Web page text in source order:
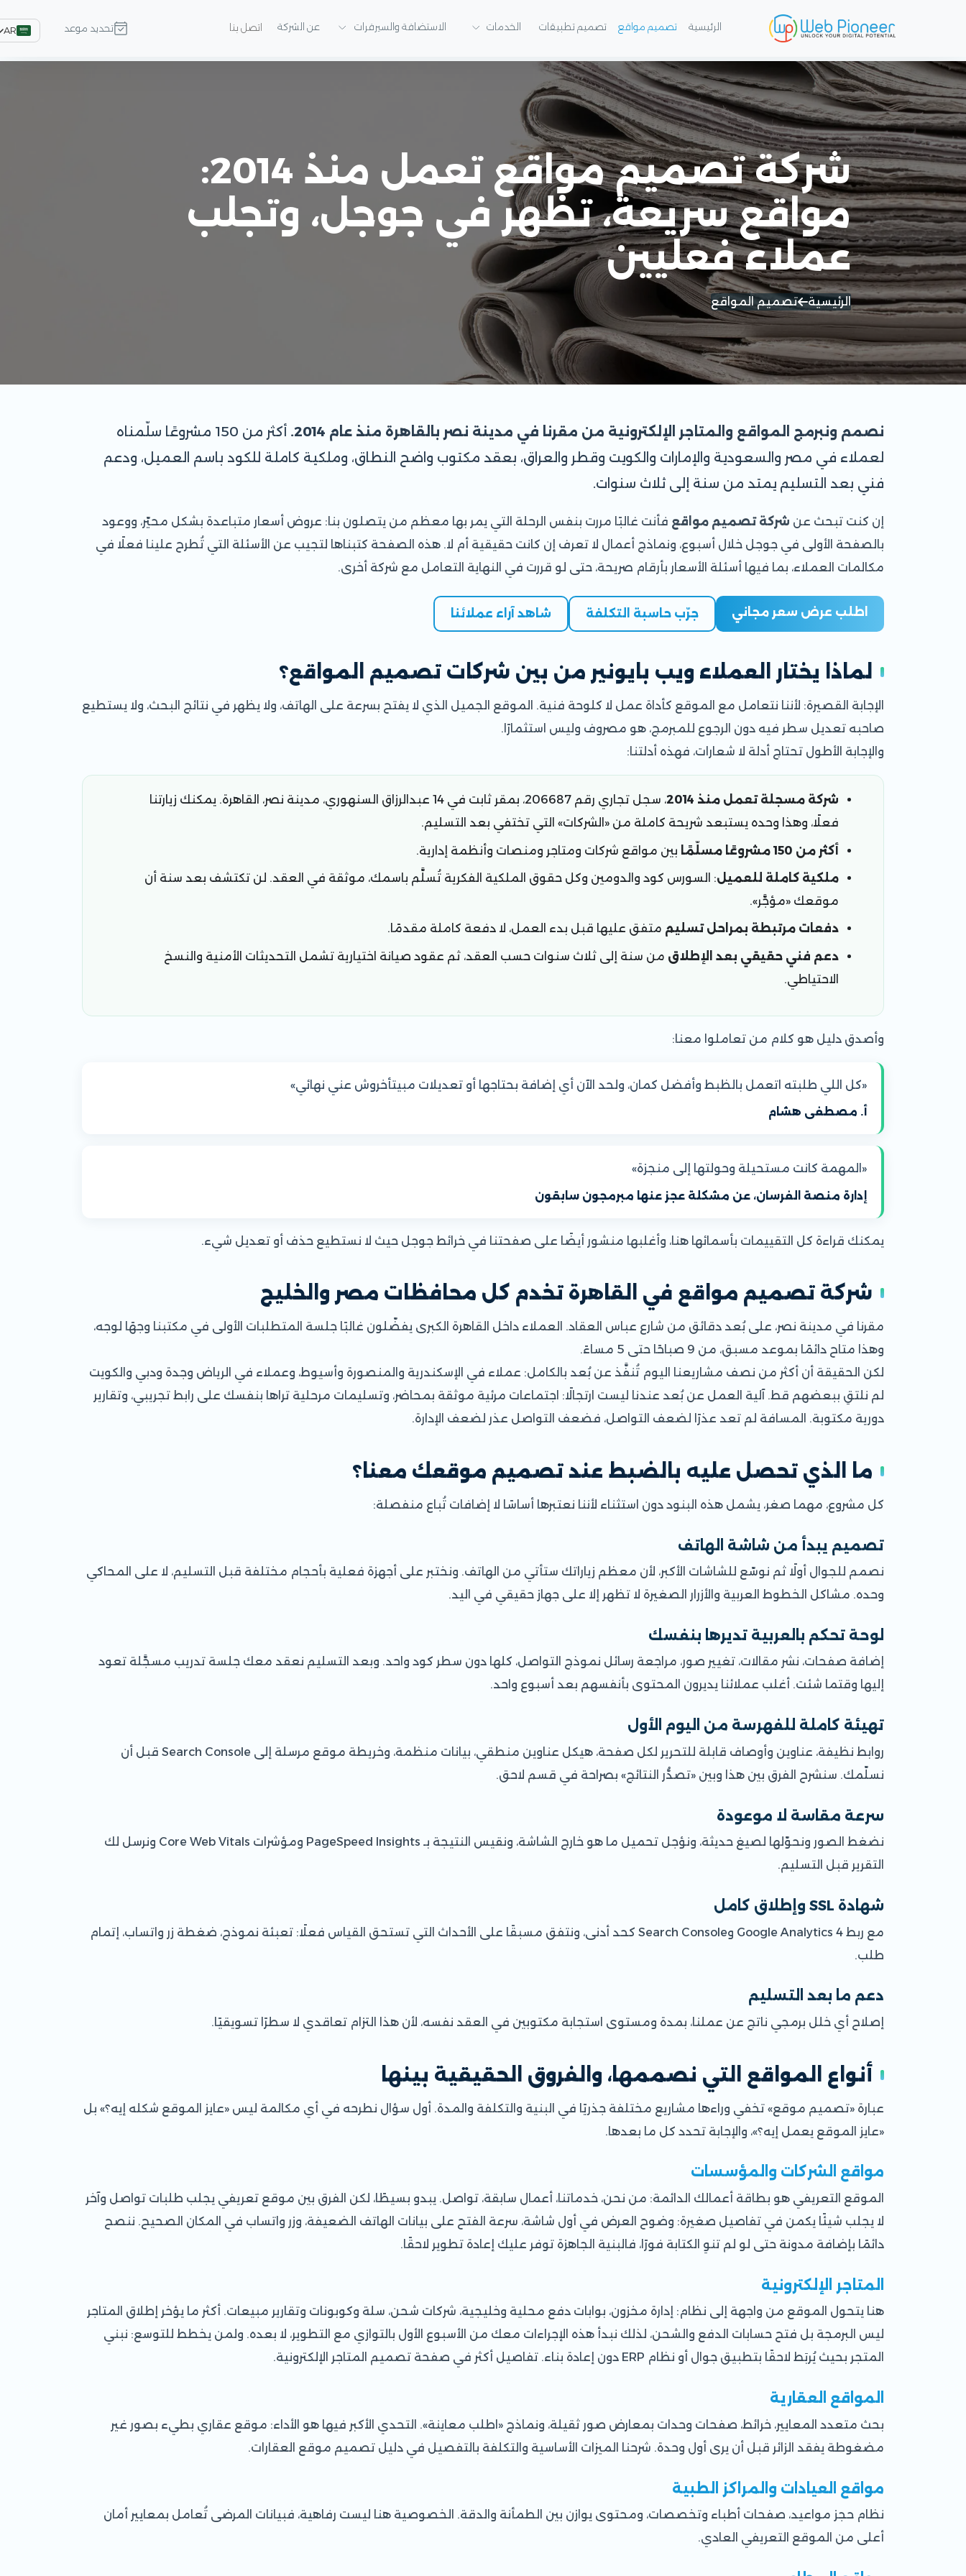
الرئيسية تصميم مواقع تصميم تطبيقات الخدمات الاستضافة والسيرفرات عن الشركة اتصل بنا تحديد موعد AR
شركة تصميم مواقع تعمل منذ 2014:
مواقع سريعة، تظهر في جوجل، وتجلب
عملاء فعليين
الرئيسية تصميم المواقع
نصمم ونبرمج المواقع والمتاجر الإلكترونية من مقرنا في مدينة نصر بالقاهرة منذ عام 2014.
أكثر من 150 مشروعًا سلّمناه
لعملاء في مصر والسعودية والإمارات والكويت وقطر والعراق، بعقد مكتوب واضح النطاق، وملكية كاملة للكود باسم العميل، ودعم
فني بعد التسليم يمتد من سنة إلى ثلاث سنوات.
إن كنت تبحث عن شركة تصميم مواقع فأنت غالبًا مررت بنفس الرحلة التي يمر بها معظم من يتصلون بنا: عروض أسعار متباعدة بشكل محيّر، ووعود
بالصفحة الأولى في جوجل خلال أسبوع، ونماذج أعمال لا تعرف إن كانت حقيقية أم لا. هذه الصفحة كتبناها لتجيب عن الأسئلة التي تُطرح علينا فعلًا في
مكالمات العملاء، بما فيها أسئلة الأسعار بأرقام صريحة، حتى لو قررت في النهاية التعامل مع شركة أخرى.
اطلب عرض سعر مجاني جرّب حاسبة التكلفة شاهد آراء عملائنا
لماذا يختار العملاء ويب بايونير من بين شركات تصميم المواقع؟
الإجابة القصيرة: لأننا نتعامل مع الموقع كأداة عمل لا كلوحة فنية. الموقع الجميل الذي لا يفتح بسرعة على الهاتف، ولا يظهر في نتائج البحث، ولا يستطيع
صاحبه تعديل سطر فيه دون الرجوع للمبرمج، هو مصروف وليس استثمارًا.
والإجابة الأطول تحتاج أدلة لا شعارات، فهذه أدلتنا:
شركة مسجلة تعمل منذ 2014
، سجل تجاري رقم 206687، بمقر ثابت في 14 عبدالرزاق السنهوري، مدينة نصر، القاهرة. يمكنك زيارتنا
فعلًا، وهذا وحده يستبعد شريحة كاملة من «الشركات» التي تختفي بعد التسليم.
أكثر من 150 مشروعًا مسلّمًا بين مواقع شركات ومتاجر ومنصات وأنظمة إدارية.
ملكية كاملة للعميل: السورس كود والدومين وكل حقوق الملكية الفكرية تُسلَّم باسمك، موثقة في العقد. لن تكتشف بعد سنة أن
موقعك «مؤجَّر».
دفعات مرتبطة بمراحل تسليم متفق عليها قبل بدء العمل، لا دفعة كاملة مقدمًا.
دعم فني حقيقي بعد الإطلاق من سنة إلى ثلاث سنوات حسب العقد، ثم عقود صيانة اختيارية تشمل التحديثات الأمنية والنسخ
الاحتياطي.
وأصدق دليل هو كلام من تعاملوا معنا:
«كل اللي طلبته اتعمل بالظبط وأفضل كمان، ولحد الآن أي إضافة بحتاجها أو تعديلات مبيتأخروش عني نهائي»
أ. مصطفى هشام
«المهمة كانت مستحيلة وحولتها إلى منجزة»
إدارة منصة الفرسان، عن مشكلة عجز عنها مبرمجون سابقون
يمكنك قراءة كل التقييمات بأسمائها هنا، وأغلبها منشور أيضًا على صفحتنا في خرائط جوجل حيث لا نستطيع حذف أو تعديل شيء.
شركة تصميم مواقع في القاهرة تخدم كل محافظات مصر والخليج
مقرنا في مدينة نصر، على بُعد دقائق من شارع عباس العقاد. العملاء داخل القاهرة الكبرى يفضّلون غالبًا جلسة المتطلبات الأولى في مكتبنا وجهًا لوجه،
وهذا متاح دائمًا بموعد مسبق، من 9 صباحًا حتى 5 مساءً.
لكن الحقيقة أن أكثر من نصف مشاريعنا اليوم تُنفَّذ عن بُعد بالكامل: عملاء في الإسكندرية والمنصورة وأسيوط، وعملاء في الرياض وجدة ودبي والكويت
لم نلتقِ ببعضهم قط. آلية العمل عن بُعد عندنا ليست ارتجالًا: اجتماعات مرئية موثقة بمحاضر، وتسليمات مرحلية تراها بنفسك على رابط تجريبي، وتقارير
دورية مكتوبة. المسافة لم تعد عذرًا لضعف التواصل، فضعف التواصل عذر لضعف الإدارة.
ما الذي تحصل عليه بالضبط عند تصميم موقعك معنا؟
كل مشروع، مهما صغر، يشمل هذه البنود دون استثناء لأننا نعتبرها أساسًا لا إضافات تُباع منفصلة:
تصميم يبدأ من شاشة الهاتف
نصمم للجوال أولًا ثم نوسّع للشاشات الأكبر، لأن معظم زياراتك ستأتي من الهاتف. ونختبر على أجهزة فعلية بأحجام مختلفة قبل التسليم، لا على المحاكي
وحده. مشاكل الخطوط العربية والأزرار الصغيرة لا تظهر إلا على جهاز حقيقي في اليد.
لوحة تحكم بالعربية تديرها بنفسك
إضافة صفحات، نشر مقالات، تغيير صور، مراجعة رسائل نموذج التواصل، كلها دون سطر كود واحد. وبعد التسليم نعقد معك جلسة تدريب مسجَّلة تعود
إليها وقتما شئت. أغلب عملائنا يديرون المحتوى بأنفسهم بعد أسبوع واحد.
تهيئة كاملة للفهرسة من اليوم الأول
روابط نظيفة، عناوين وأوصاف قابلة للتحرير لكل صفحة، هيكل عناوين منطقي، بيانات منظمة، وخريطة موقع مرسلة إلى Search Console قبل أن
نسلّمك. سنشرح الفرق بين هذا وبين «تصدُّر النتائج» بصراحة في قسم لاحق.
سرعة مقاسة لا موعودة
نضغط الصور ونحوّلها لصيغ حديثة، ونؤجل تحميل ما هو خارج الشاشة، ونقيس النتيجة بـ PageSpeed Insights ومؤشرات Core Web Vitals ونرسل لك
التقرير قبل التسليم.
شهادة SSL وإطلاق كامل
مع ربط Google Analytics 4 وSearch Console كحد أدنى، ونتفق مسبقًا على الأحداث التي تستحق القياس فعلًا: تعبئة نموذج، ضغطة زر واتساب، إتمام
طلب.
دعم ما بعد التسليم
إصلاح أي خلل برمجي ناتج عن عملنا، بمدة ومستوى استجابة مكتوبين في العقد نفسه، لأن هذا التزام تعاقدي لا سطرًا تسويقيًا.
أنواع المواقع التي نصممها، والفروق الحقيقية بينها
عبارة «تصميم موقع» تخفي وراءها مشاريع مختلفة جذريًا في البنية والتكلفة والمدة. أول سؤال نطرحه في أي مكالمة ليس «عايز الموقع شكله إيه؟» بل
«عايز الموقع يعمل إيه؟»، والإجابة تحدد كل ما بعدها.
مواقع الشركات والمؤسسات
الموقع التعريفي هو بطاقة أعمالك الدائمة: من نحن، خدماتنا، أعمال سابقة، تواصل. يبدو بسيطًا، لكن الفرق بين موقع تعريفي يجلب طلبات تواصل وآخر
لا يجلب شيئًا يكمن في تفاصيل صغيرة: وضوح العرض في أول شاشة، سرعة الفتح على بيانات الهاتف الضعيفة، وزر واتساب في المكان الصحيح. ننصح
دائمًا بإضافة مدونة حتى لو لم تنوِ الكتابة فورًا، فالبنية الجاهزة توفر عليك إعادة تطوير لاحقًا.
المتاجر الإلكترونية
هنا يتحول الموقع من واجهة إلى نظام: إدارة مخزون، بوابات دفع محلية وخليجية، شركات شحن، سلة وكوبونات وتقارير مبيعات. أكثر ما يؤخر إطلاق المتاجر
ليس البرمجة بل فتح حسابات الدفع والشحن، لذلك نبدأ هذه الإجراءات معك من الأسبوع الأول بالتوازي مع التطوير، لا بعده. ولمن يخطط للتوسع: نبني
المتجر بحيث يُربَط لاحقًا بتطبيق جوال أو نظام ERP دون إعادة بناء. تفاصيل أكثر في صفحة
تصميم المتاجر الإلكترونية.
المواقع العقارية
بحث متعدد المعايير، خرائط، صفحات وحدات بمعارض صور ثقيلة، ونماذج «اطلب معاينة». التحدي الأكبر فيها هو الأداء: موقع عقاري بطيء بصور غير
مضغوطة يفقد الزائر قبل أن يرى أول وحدة. شرحنا الميزات الأساسية والتكلفة بالتفصيل في دليل تصميم موقع العقارات.
مواقع العيادات والمراكز الطبية
نظام حجز مواعيد، صفحات أطباء وتخصصات، ومحتوى يوازن بين الطمأنة والدقة. الخصوصية هنا ليست رفاهية، فبيانات المرضى تُعامل بمعايير أمان
أعلى من الموقع التعريفي العادي.